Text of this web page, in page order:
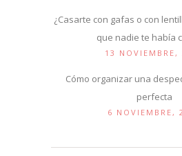
¿Casarte con gafas o con
que nadie te había
13 NOVIEMBRE,
Cómo organizar una
perfecta
6 NOVIEMBRE,